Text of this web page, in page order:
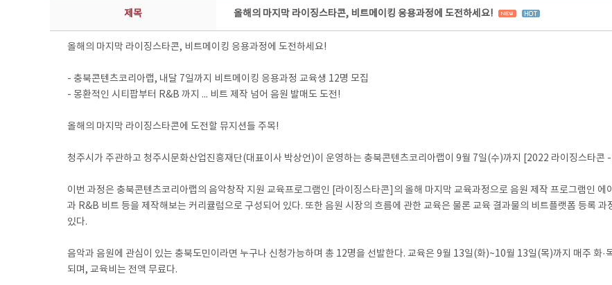
제목 올해의 마지막 라이징스타콘, 비트메이킹 응용과정에 도전하세요!
올해의 마지막 라이징스타콘, 비트메이킹 응용과정에 도전하세요!
- 충북콘텐츠코리아랩, 내달 7일까지 비트메이킹 응용과정 교육생 12명 모집
- 몽환적인 시티팝부터 R&B 까지 ... 비트 제작 넘어 음원 발매도 도전!
올해의 마지막 라이징스타콘에 도전할 뮤지션들 주목!
청주시가 주관하고 청주시문화산업진흥재단(대표이사 박상언)이 운영하는 충북콘텐츠코리아랩이 9월 7일(수)까지 [2022 라이징스타콘
이번 과정은 충북콘텐츠코리아랩의 음악창작 지원 교육프로그램인 [라이징스타콘]의 올해 마지막 교육과정으로 음원 제작 프로그램인
과 R&B 비트 등을 제작해보는 커리큘럼으로 구성되어 있다. 또한 음원 시장의 흐름에 관한 교육은 물론 교육 결과물의 비트플랫폼 등록
있다.
음악과 음원에 관심이 있는 충북도민이라면 누구나 신청가능하며 총 12명을 선발한다. 교육은 9월 13일(화)~10월 13일(목)까지 매주 화
되며, 교육비는 전액 무료다.